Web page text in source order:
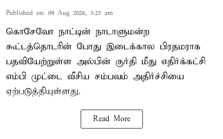
Published on: 09 Aug 2026, 5:25 am
கொசேவோ நாட்டின் நாடாளுமன்ற
கூட்டத்தொடரின் போது இடைக்கால பிரதமராக
பதவியேற்றுள்ள அல்பின் குர்தி மீது எதிர்க்கட்சி
எம்பி முட்டை வீசிய சம்பவம் அதிர்ச்சியை
ஏற்படுத்தியுள்ளது.
Read More